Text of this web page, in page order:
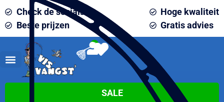
Check de socials
Beste prijzen
Hoge kwaliteit
Gratis advies
0
SALE